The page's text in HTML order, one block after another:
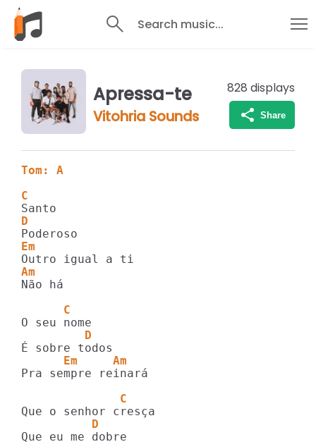
Search music...
Apressa-te
Vitohria Sounds
828 displays
Share
Tom: A
C
D
Em
Am
Não há
      C
         D
      Em     Am
Pra sempre reinará
              C
          D